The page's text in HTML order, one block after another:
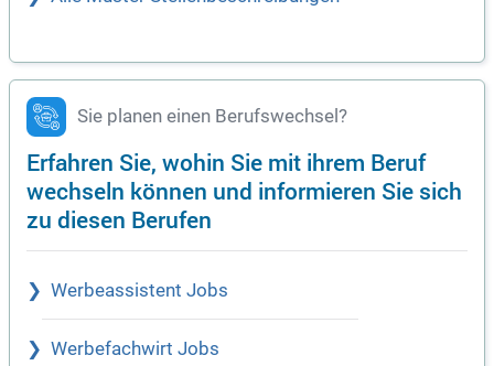
Sie planen einen Berufswechsel?
Erfahren Sie, wohin Sie mit ihrem Beruf
wechseln können und informieren Sie sich
zu diesen Berufen
Werbeassistent Jobs
Werbefachwirt Jobs